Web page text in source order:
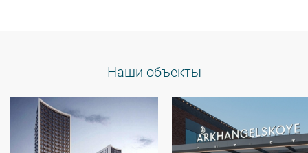
Наши объекты